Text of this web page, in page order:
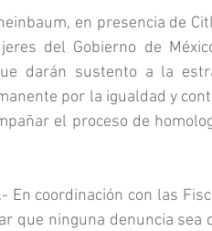
en presencia de
del Gobierno de
darán sustento a la
por la igualdad y
el proceso de
En coordinación con las
que ninguna denuncia sea